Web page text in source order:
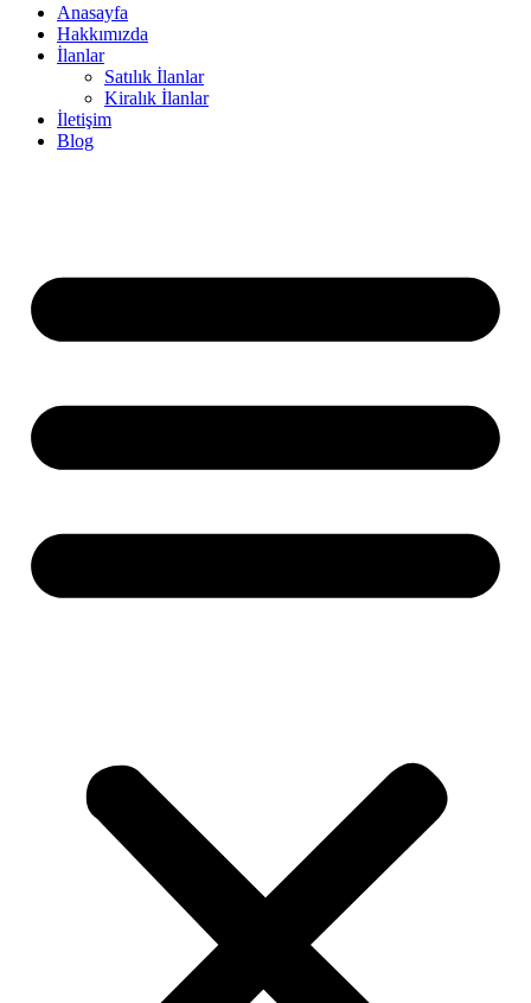
Anasayfa
Hakkımızda
İlanlar
Satılık İlanlar
Kiralık İlanlar
İletişim
Blog